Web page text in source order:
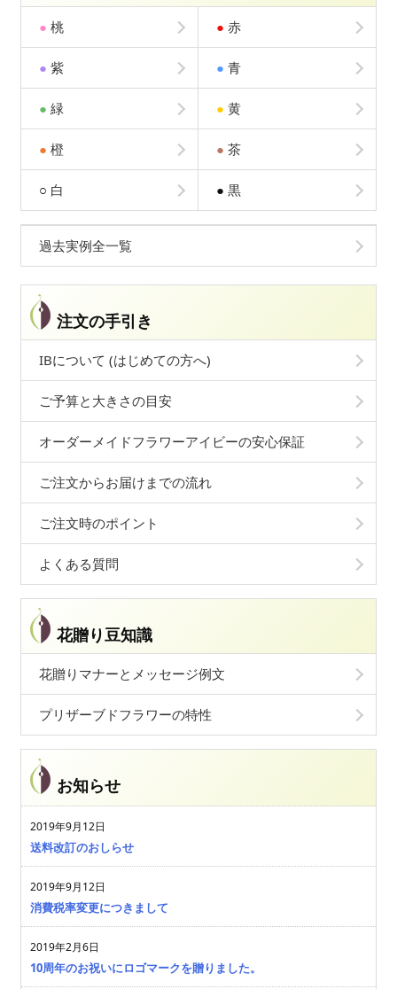
● 桃 ● 赤
● 紫 ● 青
● 緑 ● 黄
● 橙 ● 茶
○ 白 ● 黒
過去実例全一覧
注文の手引き
IBについて (はじめての方へ)
ご予算と大きさの目安
オーダーメイドフラワーアイビーの安心保証
ご注文からお届けまでの流れ
ご注文時のポイント
よくある質問
花贈り豆知識
花贈りマナーとメッセージ例文
プリザーブドフラワーの特性
お知らせ
2019年9月12日
送料改訂のおしらせ
2019年9月12日
消費税率変更につきまして
2019年2月6日
10周年のお祝いにロゴマークを贈りました。